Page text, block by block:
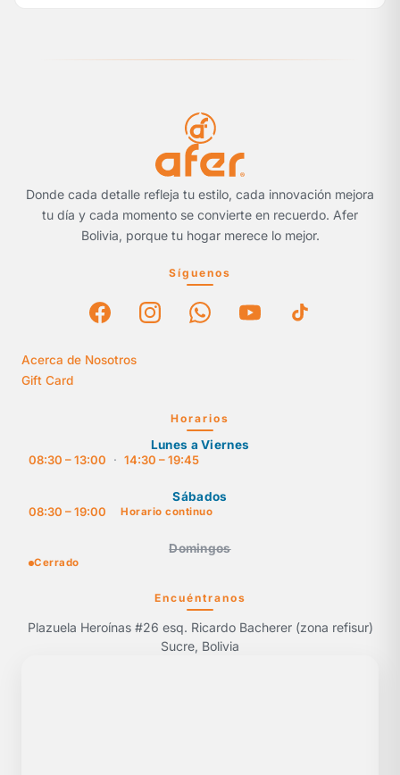
Donde cada detalle refleja tu estilo, cada innovación mejora
tu día y cada momento se convierte en recuerdo. Afer
Bolivia, porque tu hogar merece lo mejor.
Síguenos
Acerca de Nosotros
Gift Card
Horarios
Lunes a Viernes
08:30 – 13:00
· 14:30 – 19:45
Sábados
08:30 – 19:00
Horario continuo
Domingos
Cerrado
Encuéntranos
Plazuela Heroínas #26 esq. Ricardo Bacherer (zona refisur)
Sucre, Bolivia